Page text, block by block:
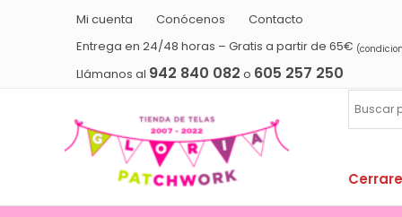
Mi cuenta Conócenos
Contacto
Entrega en 24/48 horas – Gratis a partir de 65€
Llámanos al 942 840 082 o 605 257 250